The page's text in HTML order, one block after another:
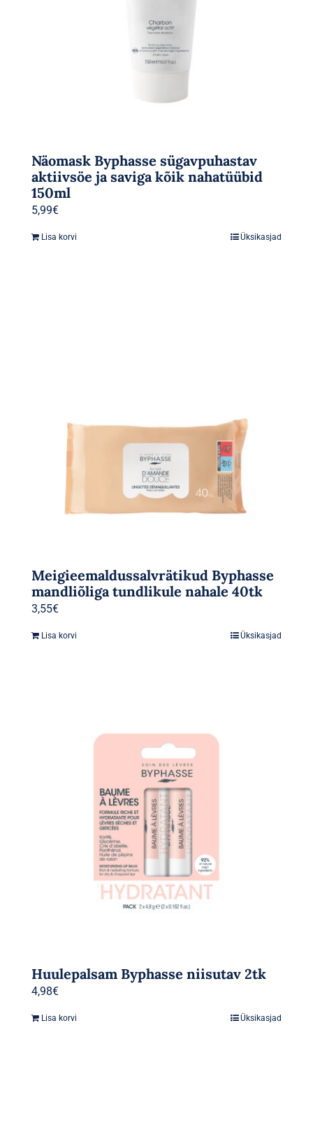
Näomask Byphasse sügavpuhastav
aktiivsöe ja saviga kõik nahatüübid
150ml
5,99€
Lisa korvi Üksikasjad
Meigieemaldussalvrätikud Byphasse
mandliõliga tundlikule nahale 40tk
3,55€
Lisa korvi Üksikasjad
Huulepalsam Byphasse niisutav 2tk
4,98€
Lisa korvi Üksikasjad